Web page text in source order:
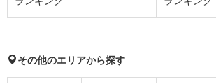
その他のエリアから探す